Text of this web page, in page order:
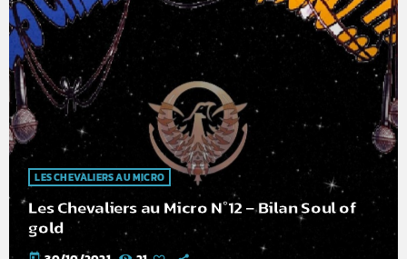
LES CHEVALIERS AU MICRO
Les Chevaliers au Micro N°12 – Bilan Soul of
gold